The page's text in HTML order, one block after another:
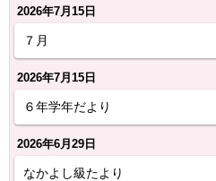
2026年7月15日
７月
2026年7月15日
６年学年だより
2026年6月29日
なかよし級たより